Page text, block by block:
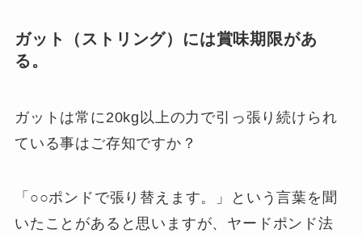
ガット（ストリング）には賞味期限があ
る。
ガットは常に20kg以上の力で引っ張り続けられ
ている事はご存知ですか？
「○○ポンドで張り替えます。」という言葉を聞
いたことがあると思いますが、ヤードポンド法